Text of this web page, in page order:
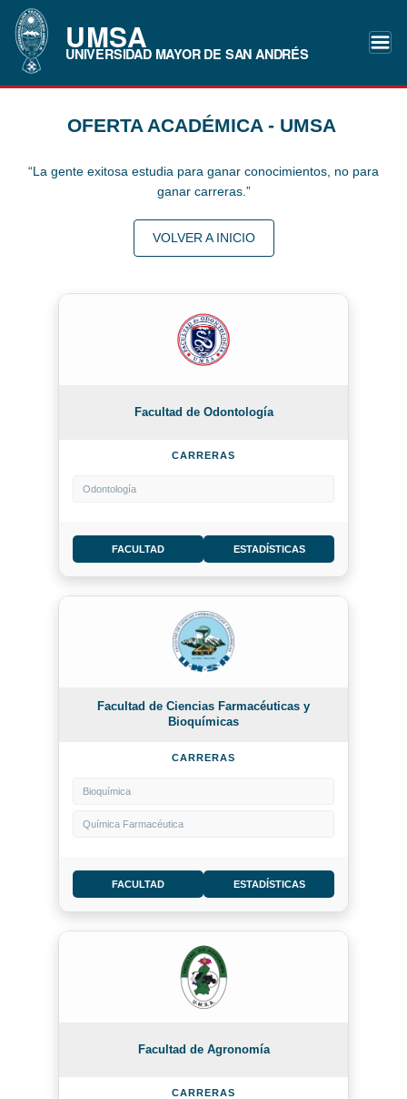
UMSA
UNIVERSIDAD MAYOR DE SAN ANDRÉS
OFERTA ACADÉMICA - UMSA
“La gente exitosa estudia para ganar conocimientos, no para
ganar carreras.”
VOLVER A INICIO
Facultad de Odontología
CARRERAS
Odontología
FACULTAD ESTADÍSTICAS
Facultad de Ciencias Farmacéuticas y
Bioquímicas
CARRERAS
Bioquímica
Química Farmacéutica
FACULTAD ESTADÍSTICAS
Facultad de Agronomía
CARRERAS